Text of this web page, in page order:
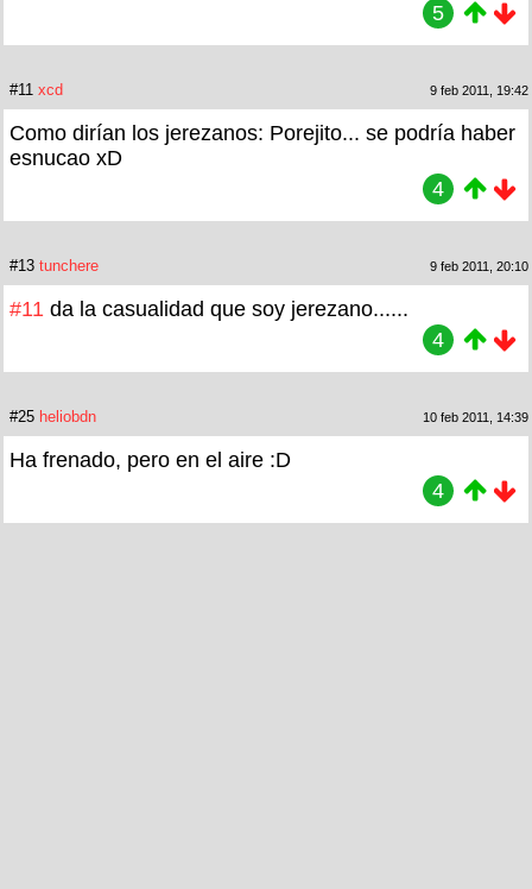
5
#11 xcd 9 feb 2011, 19:42
Como dirían los jerezanos: Porejito... se podría haber
esnucao xD
4
#13 tunchere 9 feb 2011, 20:10
#11 da la casualidad que soy jerezano......
4
#25 heliobdn 10 feb 2011, 14:39
Ha frenado, pero en el aire :D
4